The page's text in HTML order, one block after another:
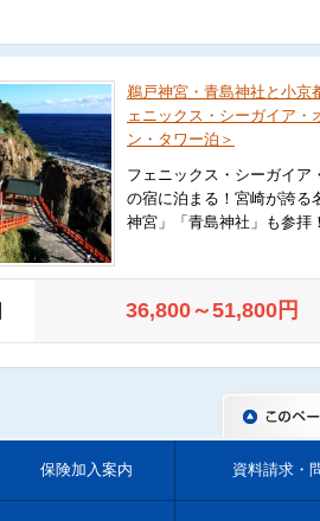
鵜戸神宮・青島神社と小京
ェニックス・シーガイア・
ン・タワー泊＞
フェニックス・シーガイア
の宿に泊まる！宮崎が誇る
神宮」「青島神社」も参拝！
36,800～51,800円
保険加入案内 資料請求・